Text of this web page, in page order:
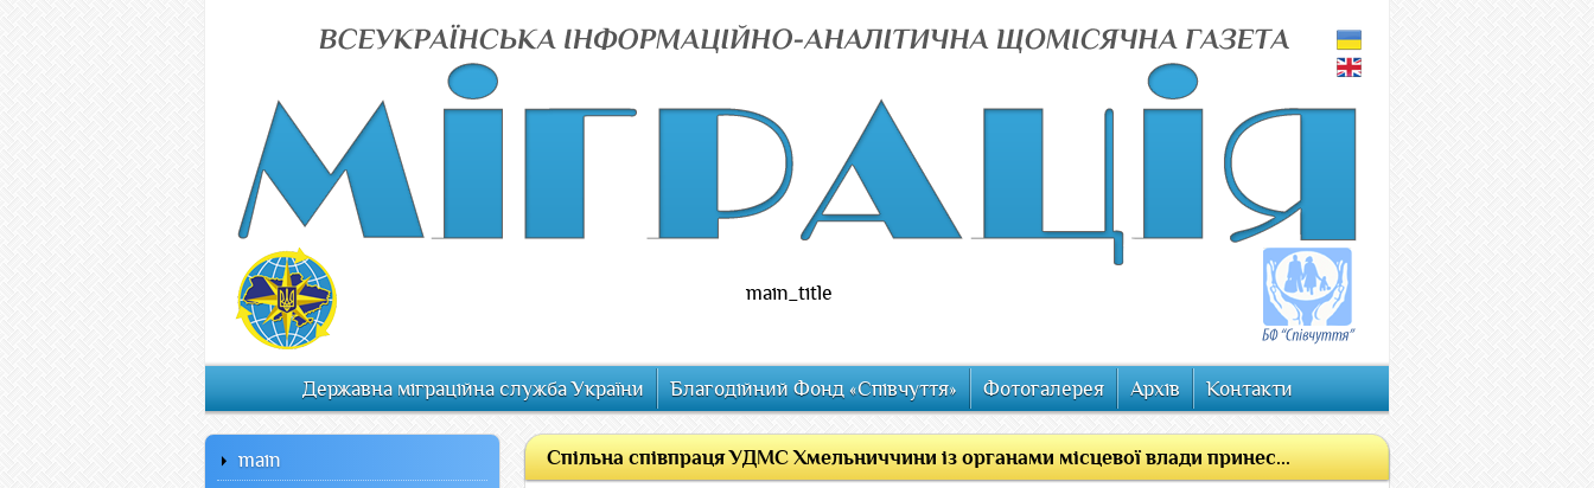
main_title
Державна міграційна служба України Благодійний Фонд «Співчуття» Фотогалерея Архів Контакти
Спільна співпраця УДМС Хмельниччини із органами місцевої влади принес...
main